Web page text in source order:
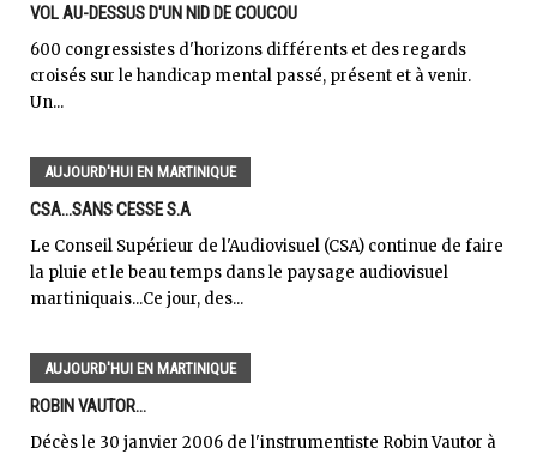
VOL AU-DESSUS D'UN NID DE COUCOU
600 congressistes d'horizons différents et des regards
croisés sur le handicap mental passé, présent et à venir.
Un...
AUJOURD'HUI EN MARTINIQUE
CSA...SANS CESSE S.A
Le Conseil Supérieur de l'Audiovisuel (CSA) continue de faire
la pluie et le beau temps dans le paysage audiovisuel
martiniquais...Ce jour, des...
AUJOURD'HUI EN MARTINIQUE
ROBIN VAUTOR...
Décès le 30 janvier 2006 de l'instrumentiste Robin Vautor à